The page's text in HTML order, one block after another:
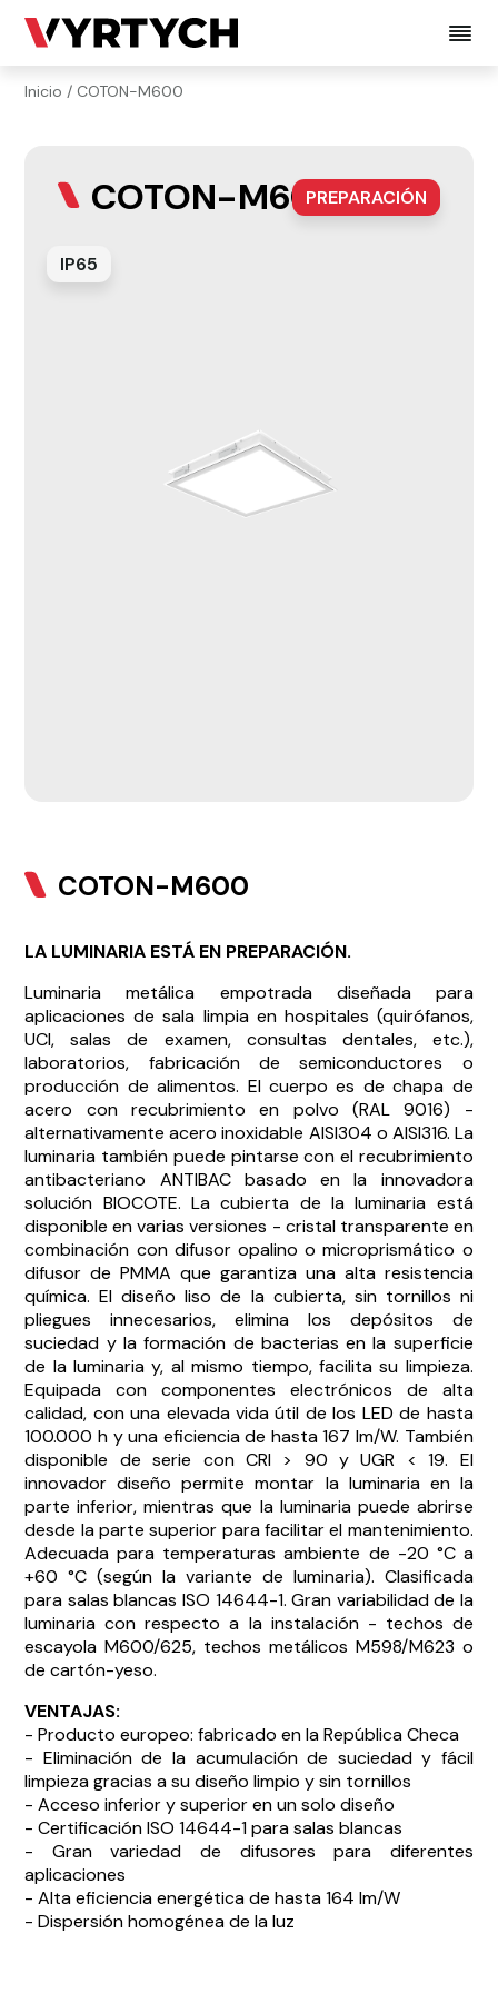
Inicio / COTON-M600
COTON-M600
IP65
PREPARACIÓN
COTON-M600
LA LUMINARIA ESTÁ EN PREPARACIÓN.
Luminaria metálica empotrada diseñada para
aplicaciones de sala limpia en hospitales (quirófanos,
UCI, salas de examen, consultas dentales, etc.),
laboratorios, fabricación de semiconductores o
producción de alimentos. El cuerpo es de chapa de
acero con recubrimiento en polvo (RAL 9016) -
alternativamente acero inoxidable AISI304 o AISI316. La
luminaria también puede pintarse con el recubrimiento
antibacteriano ANTIBAC basado en la innovadora
solución BIOCOTE. La cubierta de la luminaria está
disponible en varias versiones - cristal transparente en
combinación con difusor opalino o microprismático o
difusor de PMMA que garantiza una alta resistencia
química. El diseño liso de la cubierta, sin tornillos ni
pliegues innecesarios, elimina los depósitos de
suciedad y la formación de bacterias en la superficie
de la luminaria y, al mismo tiempo, facilita su limpieza.
Equipada con componentes electrónicos de alta
calidad, con una elevada vida útil de los LED de hasta
100.000 h y una eficiencia de hasta 167 lm/W. También
disponible de serie con CRI > 90 y UGR < 19. El
innovador diseño permite montar la luminaria en la
parte inferior, mientras que la luminaria puede abrirse
desde la parte superior para facilitar el mantenimiento.
Adecuada para temperaturas ambiente de -20 °C a
+60 °C (según la variante de luminaria). Clasificada
para salas blancas ISO 14644-1. Gran variabilidad de la
luminaria con respecto a la instalación - techos de
escayola M600/625, techos metálicos M598/M623 o
de cartón-yeso.
VENTAJAS:
- Producto europeo: fabricado en la República Checa
- Eliminación de la acumulación de suciedad y fácil
limpieza gracias a su diseño limpio y sin tornillos
- Acceso inferior y superior en un solo diseño
- Certificación ISO 14644-1 para salas blancas
- Gran variedad de difusores para diferentes
aplicaciones
- Alta eficiencia energética de hasta 164 lm/W
- Dispersión homogénea de la luz